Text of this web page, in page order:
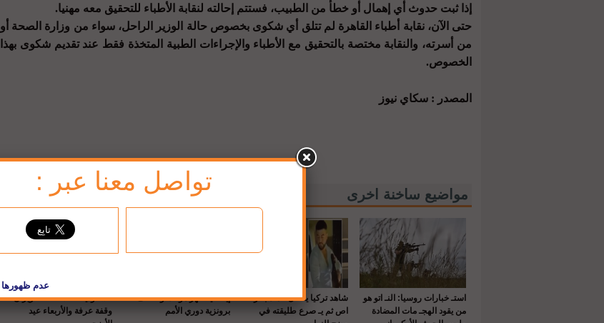
إذا ثبت حدوث أي إهمال أو خطأ من الطبيب، فستتم إحالته لنقابة الأطباء للتحقيق معه مهنيا.
حتى الآن، نقابة أطباء القاهرة لم تتلق أي شكوى بخصوص حالة الوزير الراحل، سواء من وزارة الصحة أو
من أسرته، والنقابة مختصة بالتحقيق مع الأطباء والإجراءات الطبية المتخذة فقط عند تقديم شكوى بهذا
الخصوص.
المصدر : سكاي نيوز
مواضيع ساخنة اخرى
استـ خبارات روسيا: النـ اتو هو
من يقود الهجـ مات المضادة
شاهد تركيا يقـ تل حماه بالرصـ
اص ثم يـ صرع طليقته في
إيطاليا تقهر هولندا وتخطف
برونزية دوري الأمم
السعودية: الثلاثاء 27 حزيران
وقفة عرفة والأربعاء عيد
تواصل معنا عبر :